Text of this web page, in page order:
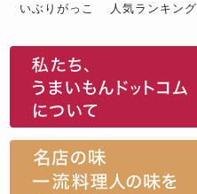
いぶりがっこ
人気ランキング